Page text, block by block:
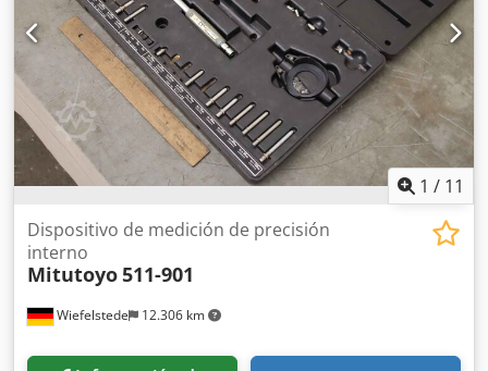
1 / 11
Wiefelstede 12.306 km
Dispositivo de medición de precisión
interno
Mitutoyo511-901